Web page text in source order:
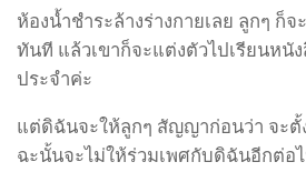
ห้องน้ำชำระล้างร่างกายเลย ลูกๆ ก็
ทันที แล้วเขาก็จะแต่งตัวไปเรียนหนั
ประจำค่ะ
แต่ดิฉันจะให้ลูกๆ สัญญาก่อนว่า จะตั้
ฉะนั้นจะไม่ให้ร่วมเพศกับดิฉันอีกต่อ